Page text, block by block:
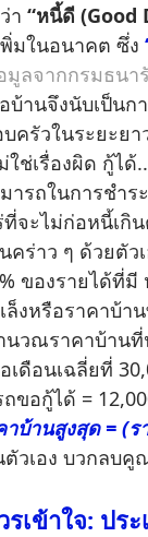
า “หนี้ดี (Good
มในอนาคต ซึ่ง
มูลจากกรมธนา
บ้านจึงนับเป็น
ครัวในระยะยา
องผิด กู้ได้...
รถในการชำร
จะไม่ก่อหนี้เกิ
ว ๆ ด้วยตัวเอ
ของรายได้ที่มี
ล็งหรือราคาบ้
นวณราคาบ้านที่
เดือนเฉลี่ยที่
ขอกู้ได้ =
บ้านสูงสุด = (
อง บวกลบคูณ
เข้าใจ: ปร